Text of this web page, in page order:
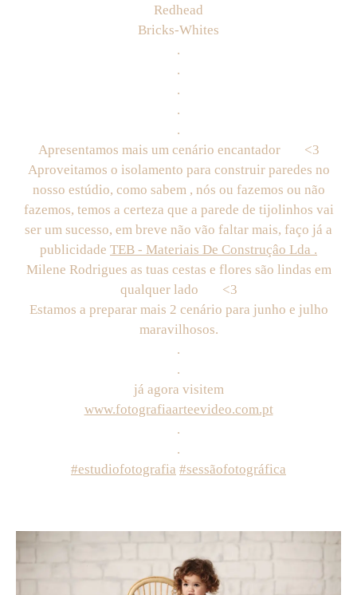
Redhead
Bricks-Whites
.
.
.
.
.
Apresentamos mais um cenário encantador
<3
Aproveitamos o isolamento para construir paredes no
nosso estúdio, como sabem , nós ou fazemos ou não
fazemos, temos a certeza que a parede de tijolinhos vai
ser um sucesso, em breve não vão faltar mais, faço já a
publicidade TEB - Materiais De Construçâo Lda .
Milene Rodrigues as tuas cestas e flores são lindas em
qualquer lado
<3
Estamos a preparar mais 2 cenário para junho e julho
maravilhosos.
.
.
já agora visitem
www.fotografiaarteevideo.com.pt
.
.
#estudiofotografia #sessãofotográfica